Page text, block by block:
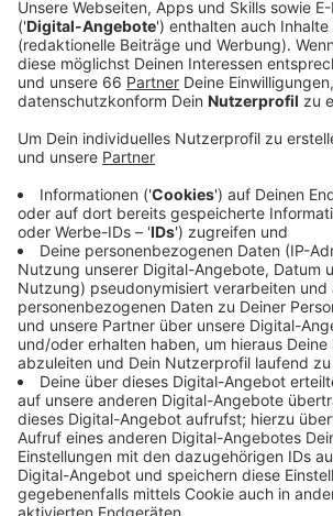
erfüllen.
Veröffentlicht:Montag, 24.11.2025 16:12
Anzeige
Wer einen der rund 500 Wunsch
zehn Euro. Weitere 15 Euro kommen
Stadtwerken Düsseldorfdazu. Sie
um die Besorgung und Auslieferung.
Weihnachtswerk in denSchadow
Woche zu den üblichen
Anzeige
Weitere Infos und Links zum
Anzeige